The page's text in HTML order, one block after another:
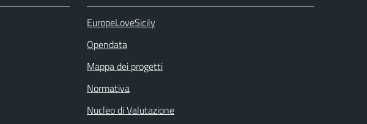
EuropeLoveSicily
Opendata
Mappa dei progetti
Normativa
Nucleo di Valutazione